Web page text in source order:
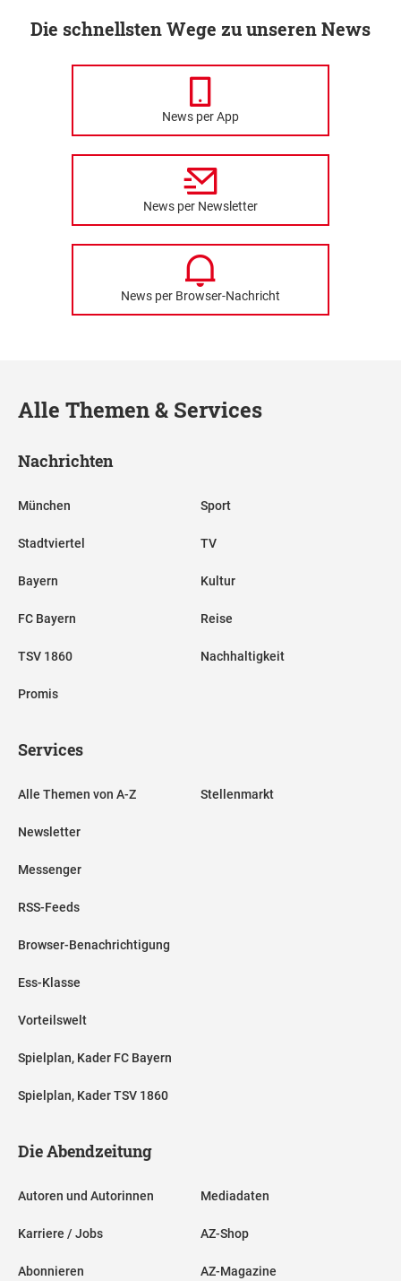
Die schnellsten Wege zu unseren News
News per App
News per Newsletter
News per Browser-Nachricht
Alle Themen & Services
Nachrichten
München
Stadtviertel
Bayern
FC Bayern
TSV 1860
Promis
Sport
TV
Kultur
Reise
Nachhaltigkeit
Services
Alle Themen von A-Z
Newsletter
Messenger
RSS-Feeds
Browser-Benachrichtigung
Ess-Klasse
Vorteilswelt
Spielplan, Kader FC Bayern
Spielplan, Kader TSV 1860
Stellenmarkt
Die Abendzeitung
Autoren und Autorinnen
Karriere / Jobs
Abonnieren
Mediadaten
AZ-Shop
AZ-Magazine